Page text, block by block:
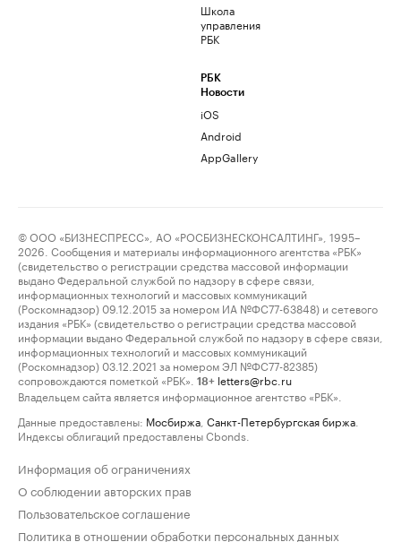
Школа
управления
РБК
РБК
Новости
iOS
Android
AppGallery
© ООО «БИЗНЕСПРЕСС», АО «РОСБИЗНЕСКОНСАЛТИНГ», 1995–
2026. Сообщения и материалы информационного агентства «РБК»
(свидетельство о регистрации средства массовой информации
выдано Федеральной службой по надзору в сфере связи,
информационных технологий и массовых коммуникаций
(Роскомнадзор) 09.12.2015 за номером ИА №ФС77-63848) и сетевого
издания «РБК» (свидетельство о регистрации средства массовой
информации выдано Федеральной службой по надзору в сфере связи,
информационных технологий и массовых коммуникаций
(Роскомнадзор) 03.12.2021 за номером ЭЛ №ФС77-82385)
сопровождаются пометкой «РБК».
18+ letters@rbc.ru
Владельцем сайта является информационное агентство «РБК».
Данные предоставлены: Мосбиржа Санкт-Петербургская биржа
Индексы облигаций предоставлены Cbonds.
Информация об ограничениях
О соблюдении авторских прав
Пользовательское соглашение
Политика в отношении обработки персональных данных